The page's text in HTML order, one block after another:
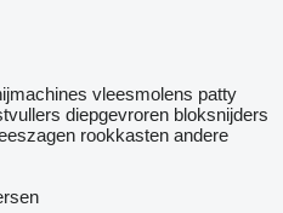
vleesmolens patty
diepgevroren bloksnijders
rookkasten andere